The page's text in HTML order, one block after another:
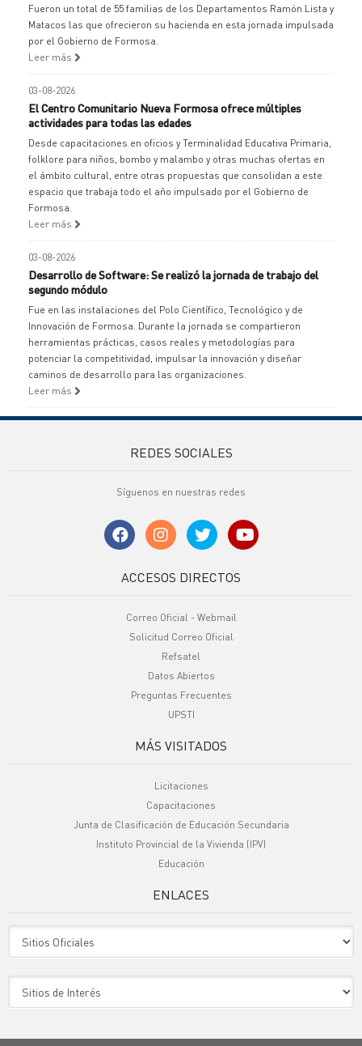
Fueron un total de 55 familias de los Departamentos Ramón Lista y
Matacos las que ofrecieron su hacienda en esta jornada impulsada
por el Gobierno de Formosa.
Leer más
03-08-2026
El Centro Comunitario Nueva Formosa ofrece múltiples
actividades para todas las edades
Desde capacitaciones en oficios y Terminalidad Educativa Primaria,
folklore para niños, bombo y malambo y otras muchas ofertas en
el ámbito cultural, entre otras propuestas que consolidan a este
espacio que trabaja todo el año impulsado por el Gobierno de
Formosa.
Leer más
03-08-2026
Desarrollo de Software: Se realizó la jornada de trabajo del
segundo módulo
Fue en las instalaciones del Polo Científico, Tecnológico y de
Innovación de Formosa. Durante la jornada se compartieron
herramientas prácticas, casos reales y metodologías para
potenciar la competitividad, impulsar la innovación y diseñar
caminos de desarrollo para las organizaciones.
Leer más
REDES SOCIALES
Síguenos en nuestras redes
ACCESOS DIRECTOS
Correo Oficial - Webmail
Solicitud Correo Oficial
Refsatel
Datos Abiertos
Preguntas Frecuentes
UPSTI
MÁS VISITADOS
Licitaciones
Capacitaciones
Junta de Clasificación de Educación Secundaria
Instituto Provincial de la Vivienda (IPV)
Educación
ENLACES